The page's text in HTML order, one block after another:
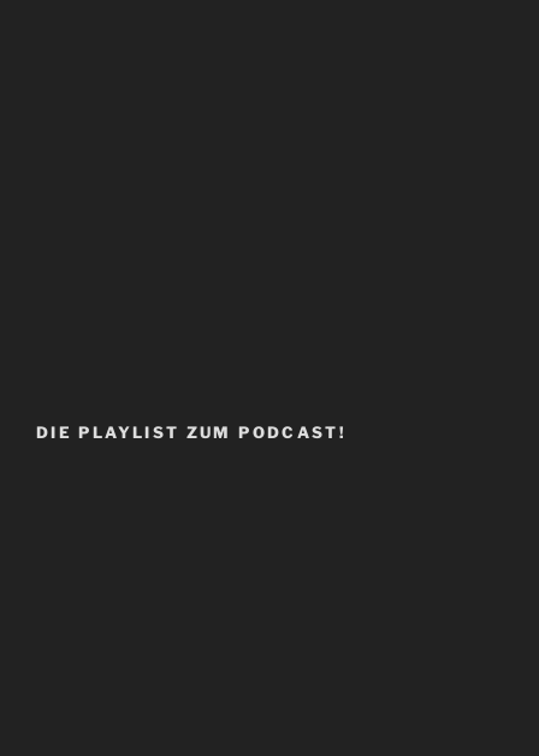
DIE PLAYLIST ZUM PODCAST!